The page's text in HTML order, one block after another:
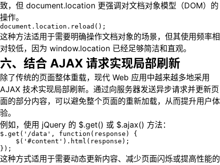
致，但 document.location 更强调对文档对象模型（DOM）的
操作。
document.location.reload();
这种方法适用于需要明确操作文档对象的场景，但其使用频率相
对较低，因为 window.location 已经足够简洁和直观。
六、结合 AJAX 请求实现局部刷新
除了传统的页面整体重载，现代 Web 应用中越来越多地采用
AJAX 技术实现局部刷新。通过向服务器发送异步请求并更新页
面的部分内容，可以避免整个页面的重新加载，从而提升用户体
验。
例如，使用 jQuery 的 $.get() 或 $.ajax() 方法：
$.get('/data', function(response) {
$('#content').html(response);
});
这种方式适用于需要动态更新内容、减少页面闪烁或提高性能的